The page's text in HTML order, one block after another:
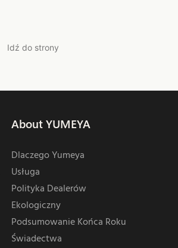
About YUMEYA
Dlaczego Yumeya
Usługa
Polityka Dealerów
Ekologiczny
Podsumowanie Końca Roku
Świadectwa